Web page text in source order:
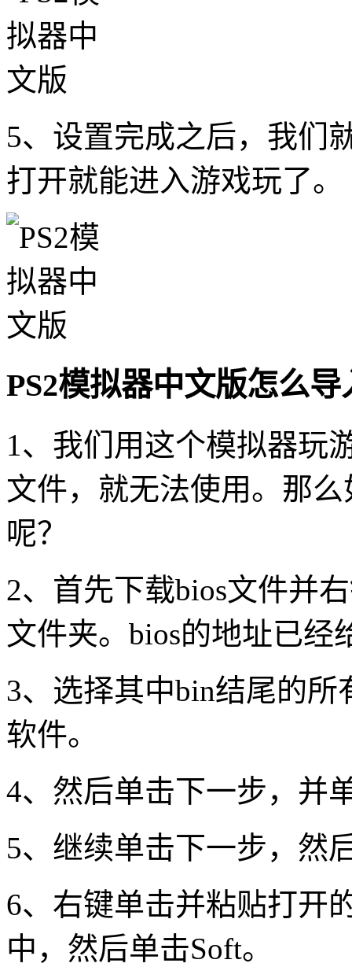
5、设置完成之后，我们
打开就能进入游戏玩了。
PS2模拟器中文版怎么导
1、我们用这个模拟器玩
文件，就无法使用。那
呢？
2、首先下载bios文件并
文件夹。bios的地址已经
3、选择其中bin结尾的
软件。
4、然后单击下一步，并
5、继续单击下一步，然
6、右键单击并粘贴打开
中，然后单击Soft。